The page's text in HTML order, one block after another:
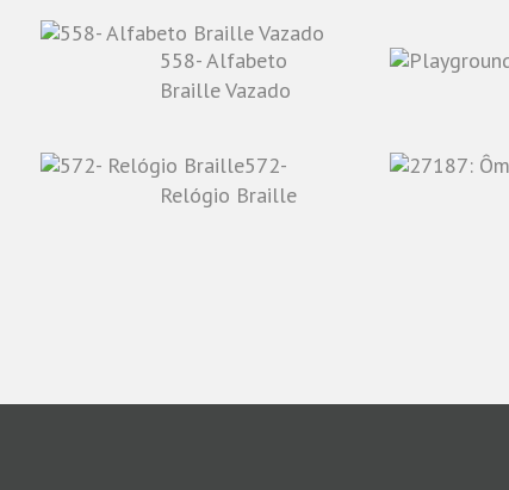
558- Alfabeto
Braille Vazado
572-
Relógio Braille